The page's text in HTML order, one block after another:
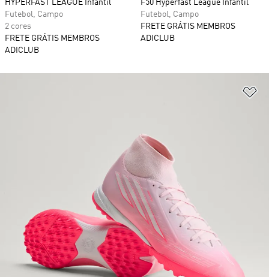
HYPERFAST LEAGUE Infantil
Futebol, Campo
2 cores
FRETE GRÁTIS MEMBROS
ADICLUB
F50 Hyperfast League Infantil
Futebol, Campo
FRETE GRÁTIS MEMBROS
ADICLUB